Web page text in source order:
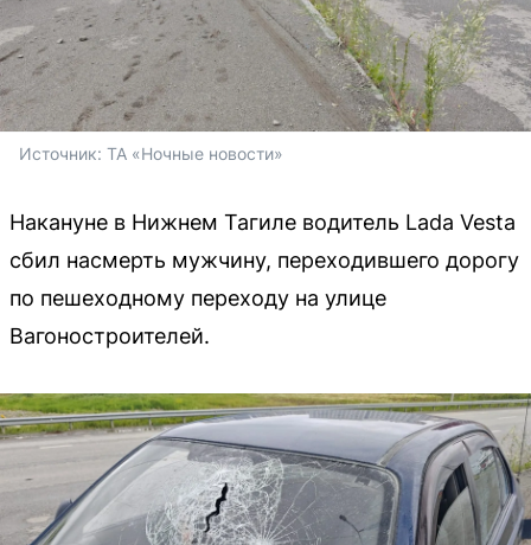
Источник: ТА «Ночные новости»
Накануне в Нижнем Тагиле водитель Lada Vesta
сбил насмерть мужчину, переходившего дорогу
по пешеходному переходу на улице
Вагоностроителей.